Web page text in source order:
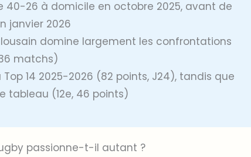
40-26 à domicile en octobre 2025, avant de
janvier 2026
domine largement les confrontations
matchs)
14 2025-2026 (82 points, J24), tandis que
tableau (12e, 46 points)
passionne-t-il autant ?